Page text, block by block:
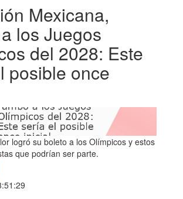
Mexicana,
los Juegos
del 2028: Este
posible once
logró su boleto a los Olímpicos y estos
que podrían ser parte.